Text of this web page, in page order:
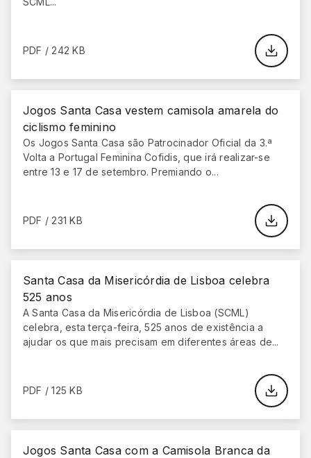
PDF / 242 KB
Jogos Santa Casa vestem camisola amarela do
ciclismo feminino
Os Jogos Santa Casa são Patrocinador Oficial da 3.ª
Volta a Portugal Feminina Cofidis, que irá realizar-se
entre 13 e 17 de setembro. Premiando o...
PDF / 231 KB
Santa Casa da Misericórdia de Lisboa celebra
525 anos
A Santa Casa da Misericórdia de Lisboa (SCML)
celebra, esta terça-feira, 525 anos de existência a
ajudar os que mais precisam em diferentes áreas de...
PDF / 125 KB
Jogos Santa Casa com a Camisola Branca da